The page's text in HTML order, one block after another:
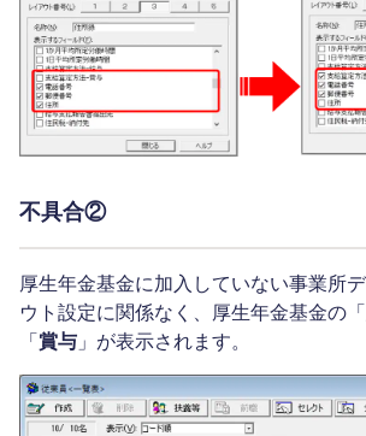
不具合②
厚生年金基金に加入していない事業所
ウト設定に関係なく、厚生年金基金の「
「賞与 」が表示されます。